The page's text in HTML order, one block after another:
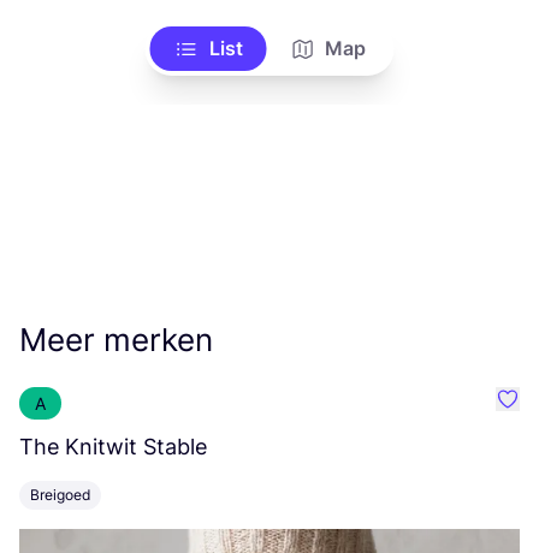
List Map
Meer merken
A
The Knitwit Stable
Breigoed